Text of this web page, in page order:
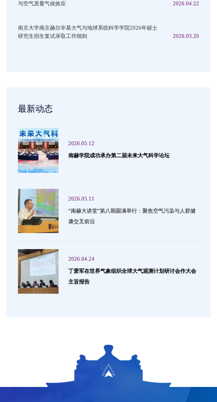
与空气质量气候效应
2026.04.22
南京大学南京赫尔辛基大气与地球系统科学学院2026年硕士
研究生招生复试录取工作细则
2026.03.20
最新动态
2026.05.12
南赫学院成功承办第二届未来大气科学论坛
2026.05.11
“南赫大讲堂”第八期圆满举行：聚焦空气污染与人群健
康交叉前沿
2026.04.24
丁爱军在世界气象组织全球大气观测计划研讨会作大会
主旨报告